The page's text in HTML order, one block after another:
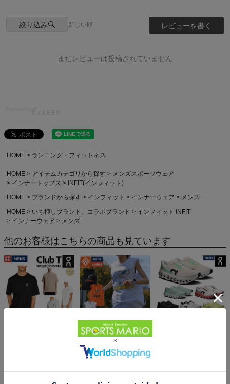
絞り込み 新しい順 レビューを書く
まだレビューは投稿されていません
HOME ランニング・フィットネス
HOME アイテムカテゴリから探す
メンズスポーツウェア
インナートップス
INFIT(インフィット)
HOME
ブランドから探す インフィット インナーウェア
メンズ
HOME
いち押しブランド、コラボブランド
インフィット INFIT
インナーウェア
メンズ
他のお客様はこちらの商品も見ています
エルドレッソ ボーンマン
スリーブレス
ELDORESO Boneman
6,930円（税込）